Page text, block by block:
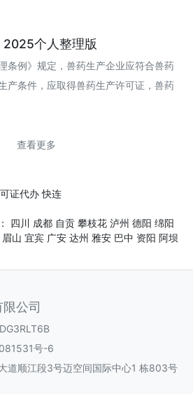
2025个人整理版
条例》规定，兽药生产企业应符合兽药
产条件，应取得兽药生产许可证，兽药
查看更多
证代办 快连
四川 成都 自贡 攀枝花 泸州 德阳 绵阳
眉山 宜宾 广安 达州 雅安 巴中 资阳 阿坝
公司
号-6
道顺江段3号迈空间国际中心1 栋803号